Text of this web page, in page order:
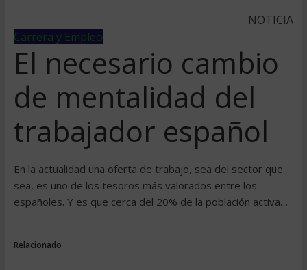
NOTICIA
Carrera y Empleo
El necesario cambio
de mentalidad del
trabajador español
En la actualidad una oferta de trabajo, sea del sector que
sea, es uno de los tesoros más valorados entre los
españoles. Y es que cerca del 20% de la población activa…
Relacionado